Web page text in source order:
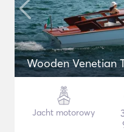
Wooden Venetian
Jacht motorowy